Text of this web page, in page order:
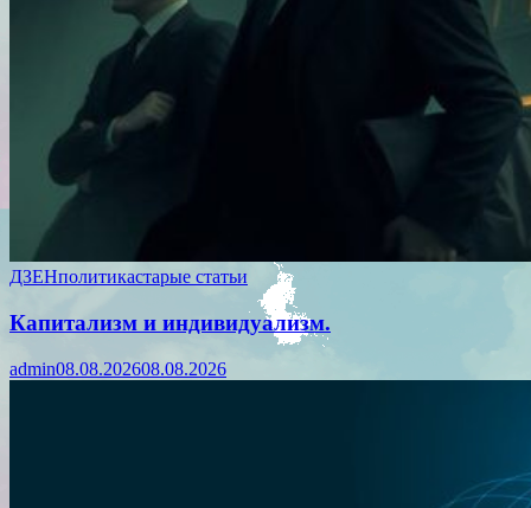
ДЗЕНполитикастарые статьи
Капитализм и индивидуализм.
admin08.08.202608.08.2026